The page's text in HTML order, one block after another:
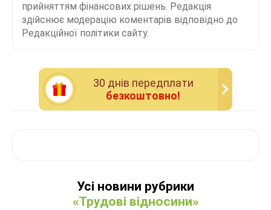
прийняттям фінансових рішень. Редакція
здійснює модерацію коментарів відповідно до
Редакційної політики сайту.
30 днiв передплати
безкоштовно!
Усі новини рубрики
«Трудові відносини»